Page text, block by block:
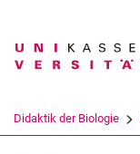
Suchbegriff
Didaktik der Biologie